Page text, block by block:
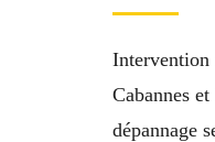
Intervention
Cabannes
dépannage